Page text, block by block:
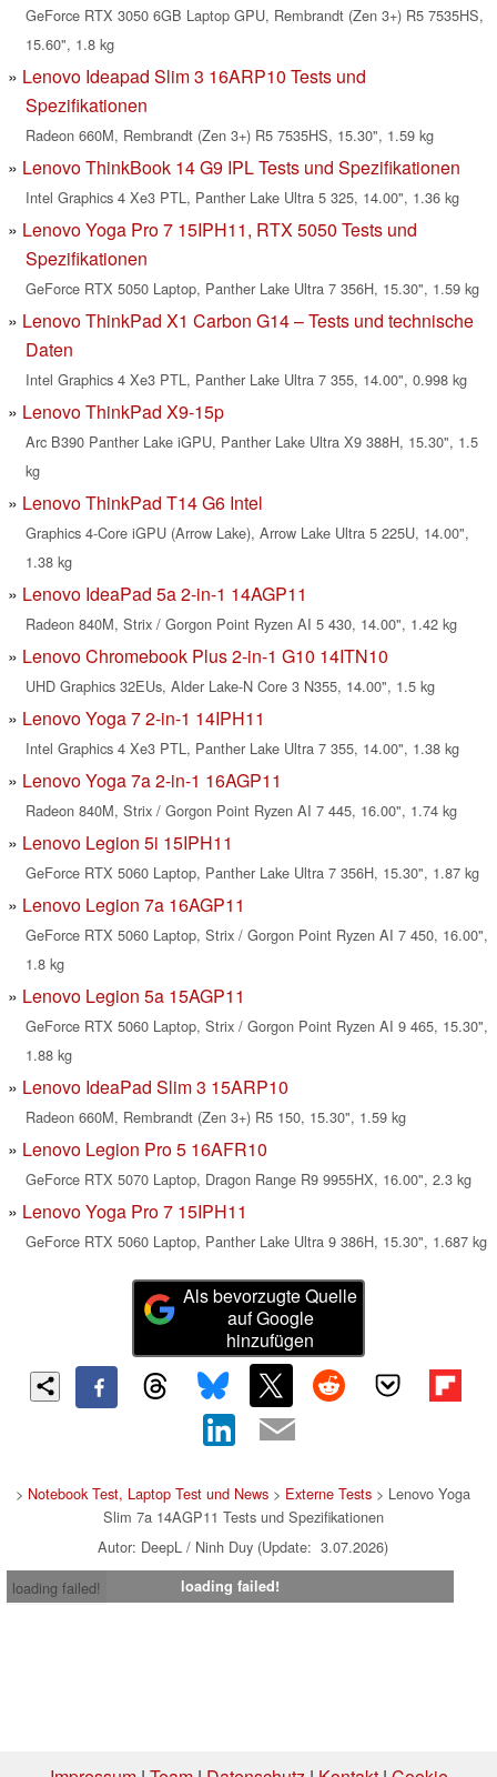
GeForce RTX 3050 6GB Laptop GPU, Rembrandt (Zen 3+) R5 7535HS,
15.60", 1.8 kg
Lenovo Ideapad Slim 3 16ARP10 Tests und
Spezifikationen
Radeon 660M, Rembrandt (Zen 3+) R5 7535HS, 15.30", 1.59 kg
Lenovo ThinkBook 14 G9 IPL Tests und Spezifikationen
Intel Graphics 4 Xe3 PTL, Panther Lake Ultra 5 325, 14.00", 1.36 kg
Lenovo Yoga Pro 7 15IPH11, RTX 5050 Tests und
Spezifikationen
GeForce RTX 5050 Laptop, Panther Lake Ultra 7 356H, 15.30", 1.59 kg
Lenovo ThinkPad X1 Carbon G14 – Tests und technische
Daten
Intel Graphics 4 Xe3 PTL, Panther Lake Ultra 7 355, 14.00", 0.998 kg
Lenovo ThinkPad X9-15p
Arc B390 Panther Lake iGPU, Panther Lake Ultra X9 388H, 15.30", 1.5
kg
Lenovo ThinkPad T14 G6 Intel
Graphics 4-Core iGPU (Arrow Lake), Arrow Lake Ultra 5 225U, 14.00",
1.38 kg
Lenovo IdeaPad 5a 2-in-1 14AGP11
Radeon 840M, Strix / Gorgon Point Ryzen AI 5 430, 14.00", 1.42 kg
Lenovo Chromebook Plus 2-in-1 G10 14ITN10
UHD Graphics 32EUs, Alder Lake-N Core 3 N355, 14.00", 1.5 kg
Lenovo Yoga 7 2-in-1 14IPH11
Intel Graphics 4 Xe3 PTL, Panther Lake Ultra 7 355, 14.00", 1.38 kg
Lenovo Yoga 7a 2-in-1 16AGP11
Radeon 840M, Strix / Gorgon Point Ryzen AI 7 445, 16.00", 1.74 kg
Lenovo Legion 5i 15IPH11
GeForce RTX 5060 Laptop, Panther Lake Ultra 7 356H, 15.30", 1.87 kg
Lenovo Legion 7a 16AGP11
GeForce RTX 5060 Laptop, Strix / Gorgon Point Ryzen AI 7 450, 16.00",
1.8 kg
Lenovo Legion 5a 15AGP11
GeForce RTX 5060 Laptop, Strix / Gorgon Point Ryzen AI 9 465, 15.30",
1.88 kg
Lenovo IdeaPad Slim 3 15ARP10
Radeon 660M, Rembrandt (Zen 3+) R5 150, 15.30", 1.59 kg
Lenovo Legion Pro 5 16AFR10
GeForce RTX 5070 Laptop, Dragon Range R9 9955HX, 16.00", 2.3 kg
Lenovo Yoga Pro 7 15IPH11
GeForce RTX 5060 Laptop, Panther Lake Ultra 9 386H, 15.30", 1.687 kg
Als bevorzugte Quelle
auf Google
hinzufügen
> Notebook Test, Laptop Test und News > Externe Tests > Lenovo Yoga
Slim 7a 14AGP11 Tests und Spezifikationen
Autor: DeepL / Ninh Duy (Update: 3.07.2026)
loading failed!
loading failed!